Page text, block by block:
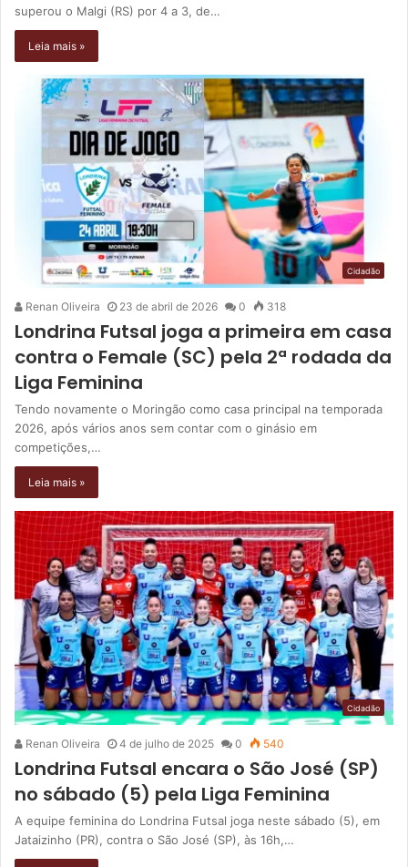
superou o Malgi (RS) por 4 a 3, de…
Leia mais »
Cidadão
Renan Oliveira 23 de abril de 2026 0 318
Londrina Futsal joga a primeira em casa
contra o Female (SC) pela 2ª rodada da
Liga Feminina
Tendo novamente o Moringão como casa principal na temporada
2026, após vários anos sem contar com o ginásio em
competições,…
Leia mais »
Cidadão
Renan Oliveira 4 de julho de 2025 0 540
Londrina Futsal encara o São José (SP)
no sábado (5) pela Liga Feminina
A equipe feminina do Londrina Futsal joga neste sábado (5), em
Jataizinho (PR), contra o São José (SP), às 16h,…